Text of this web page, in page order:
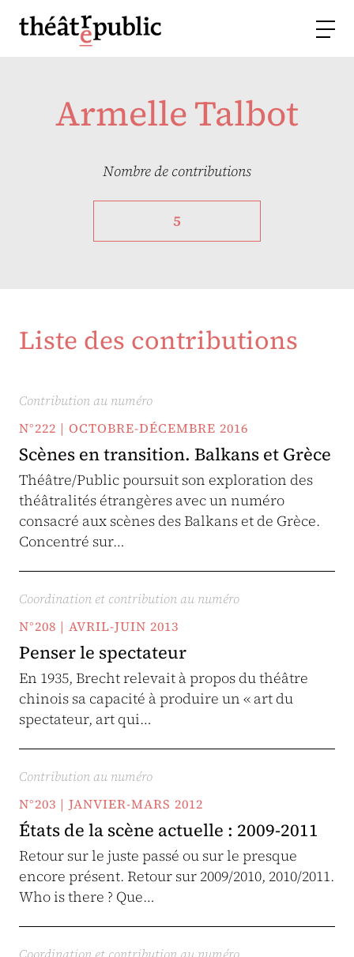
Armelle Talbot
Nombre de contributions
5
Liste des contributions
Contribution au numéro
N°222 | OCTOBRE-DÉCEMBRE 2016
Scènes en transition. Balkans et Grèce
Théâtre/Public poursuit son exploration des
théâtralités étrangères avec un numéro
consacré aux scènes des Balkans et de Grèce.
Concentré sur…
Coordination et contribution au numéro
N°208 | AVRIL-JUIN 2013
Penser le spectateur
En 1935, Brecht relevait à propos du théâtre
chinois sa capacité à produire un « art du
spectateur, art qui…
Contribution au numéro
N°203 | JANVIER-MARS 2012
États de la scène actuelle : 2009-2011
Retour sur le juste passé ou sur le presque
encore présent. Retour sur 2009/2010, 2010/2011.
Who is there ? Que…